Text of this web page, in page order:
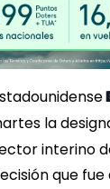
la
interino
que